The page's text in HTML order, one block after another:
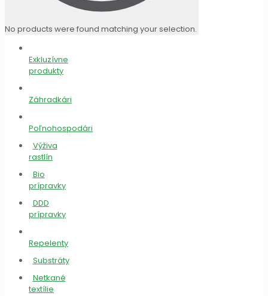
No products were found matching your selection.
Exkluzívne
produkty
Záhradkári
Poľnohospodári
Výživa
rastlín
Bio
prípravky
DDD
prípravky
Repelenty
Substráty
Netkané
textílie